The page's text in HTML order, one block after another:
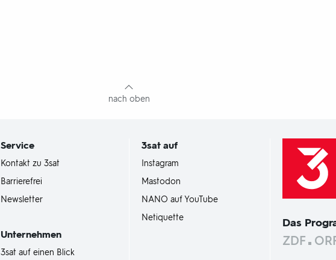
nach oben
Service
Kontakt zu 3sat
Barrierefrei
Newsletter
Unternehmen
3sat auf einen Blick
3sat auf
Instagram
Mastodon
NANO auf YouTube
Netiquette
Das
ZDF